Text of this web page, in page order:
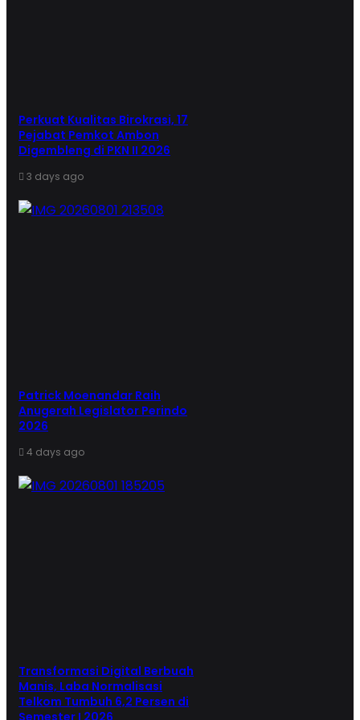
Perkuat Kualitas Birokrasi, 17
Pejabat Pemkot Ambon
Digembleng di PKN II 2026
3 days ago
Patrick Moenandar Raih
Anugerah Legislator Perindo
2026
4 days ago
Transformasi Digital Berbuah
Manis, Laba Normalisasi
Telkom Tumbuh 6,2 Persen di